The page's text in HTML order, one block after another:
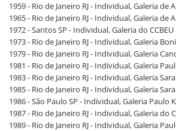
1959 - Rio de Janeiro RJ - Individual, Galeria de
1965 - Rio de Janeiro RJ - Individual, Galeria de
1972 - Santos SP - Individual, Galeria do CCBEU
1973 - Rio de Janeiro RJ - Individual, Galeria
1979 - Rio de Janeiro RJ - Individual, Galeria
1981 - Rio de Janeiro RJ - Individual, Galeria
1983 - Rio de Janeiro RJ - Individual, Galeria
1985 - Rio de Janeiro RJ - Individual, Galeria
1986 - São Paulo SP - Individual, Galeria Paulo
1987 - Rio de Janeiro RJ - Individual, Galeria do
1989 - Rio de Janeiro RJ - Individual, Galeria